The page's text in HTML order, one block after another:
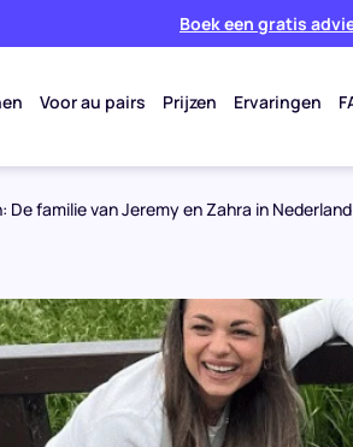
Boek een gratis
Voor au pairs Prijzen Ervaringen
De familie van Jeremy en Zahra in Nederland